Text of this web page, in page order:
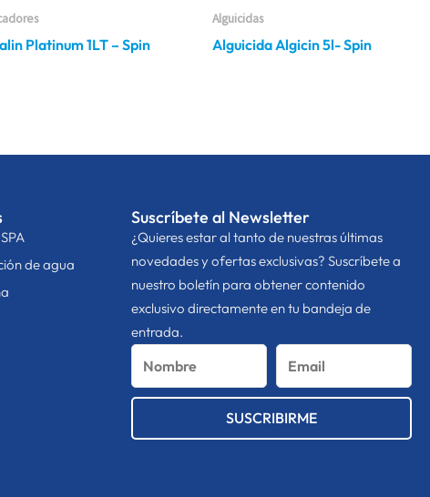
Platinum 1LT – Spin
Alguicidas
Alguicida Algicin 5l- Spin
de agua
Suscríbete al Newsletter
¿Quieres estar al tanto de nuestras últimas
novedades y ofertas exclusivas? Suscríbete a
nuestro boletín para obtener contenido
exclusivo directamente en tu bandeja de
entrada.
SUSCRIBIRME